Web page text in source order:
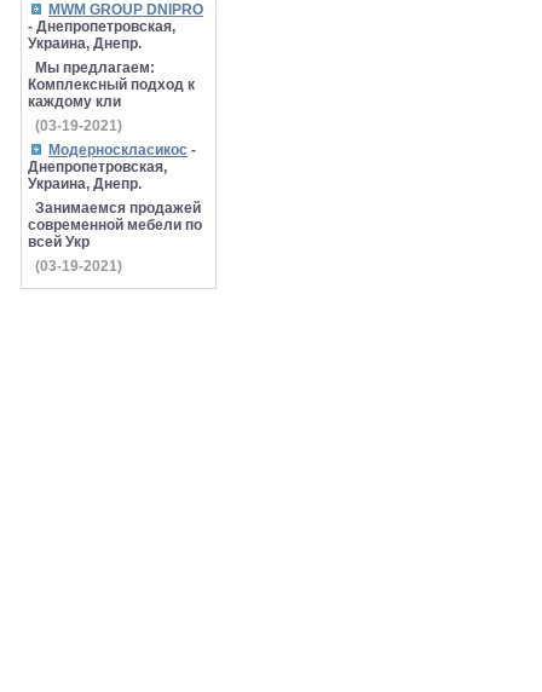
MWM GROUP DNIPRO
- Днепропетровская,
Украина, Днепр.
Мы предлагаем:
Комплексный подход к
каждому кли
(03-19-2021)
Модерноскласикос -
Днепропетровская,
Украина, Днепр.
Занимаемся продажей
современной мебели по
всей Укр
(03-19-2021)